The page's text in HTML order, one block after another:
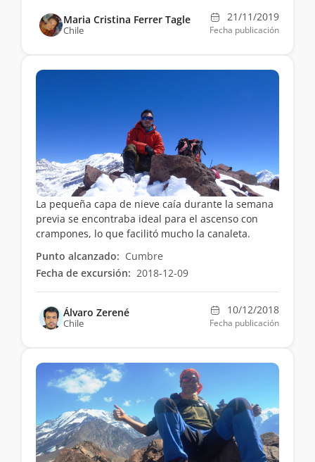
Maria Cristina Ferrer Tagle
Chile
21/11/2019
Fecha publicación
La pequeña capa de nieve caía durante la semana
previa se encontraba ideal para el ascenso con
crampones, lo que facilitó mucho la canaleta.
Punto alcanzado: Cumbre
Fecha de excursión: 2018-12-09
Álvaro Zerené
Chile
10/12/2018
Fecha publicación